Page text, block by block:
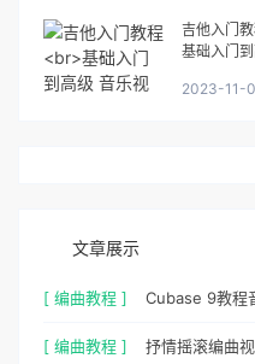
吉他入门
基础入门
2023-11-
文章展示
[ 编曲教程 ] Cubase 9教程
[ 编曲教程 ] 抒情摇滚编曲